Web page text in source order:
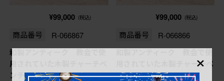
¥99,000 (税込)
商品番号 R-066867
和製アンティーク 教会で使
用されていた木製チャーチベ
ンチ (R-066867)
¥99,000 (税込)
商品番号 R-066866
用されていた木製チャーチベ
ンチ (R-066866)
×